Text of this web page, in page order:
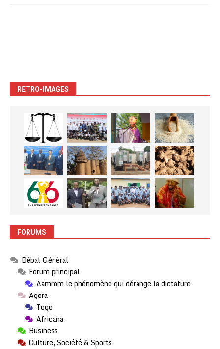
RETRO-IMAGES
FORUMS
Débat Général
Forum principal
Aamrom le phénomène qui dérange la dictature
Agora
Togo
Africana
Business
Culture, Société & Sports